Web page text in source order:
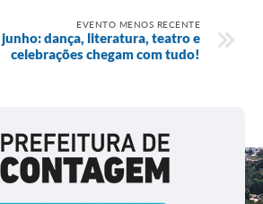
EVENTO MENOS RECENTE
junho: dança, literatura, teatro e
celebrações chegam com tudo!